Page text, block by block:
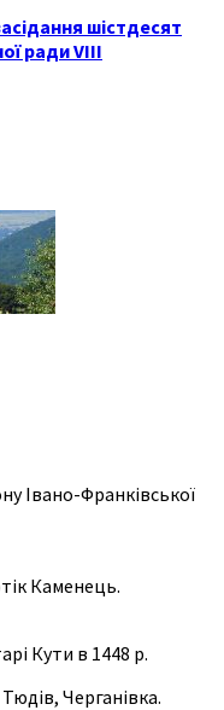
шістдесят
ради VIII
Івано-Франківської
Каменець.
Кути в 1448 р.
Черганівка.